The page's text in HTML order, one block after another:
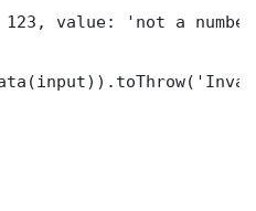
123, value: 'not a